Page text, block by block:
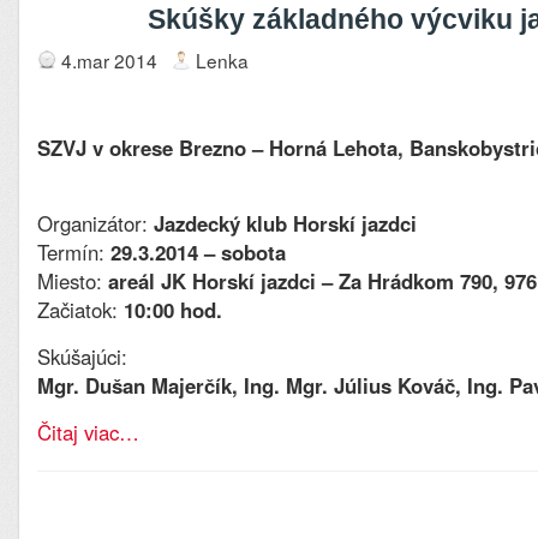
Skúšky základného výcviku
4.mar 2014 Lenka
SZVJ v okrese Brezno – Horná Lehota,
Organizátor: Jazdecký klub Horskí jazdci
Termín: 29.3.2014 – sobota
Miesto: areál JK Horskí jazdci – Za Hrádkom 790,
Začiatok: 10:00 hod.
Skúšajúci:
Mgr. Dušan Majerčík, Ing. Mgr. Július Kováč, Ing.
Čitaj viac…